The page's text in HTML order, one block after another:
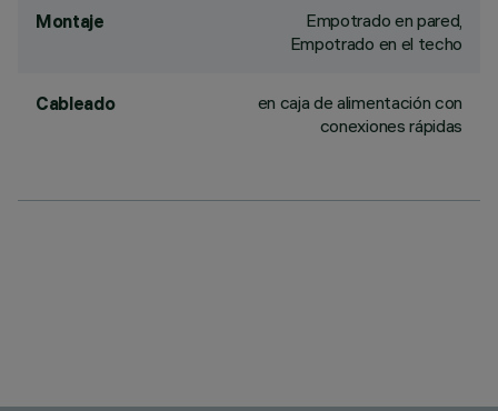
Montaje
Empotrado en pared,
Empotrado en el techo
Cableado
en caja de alimentación con
conexiones rápidas